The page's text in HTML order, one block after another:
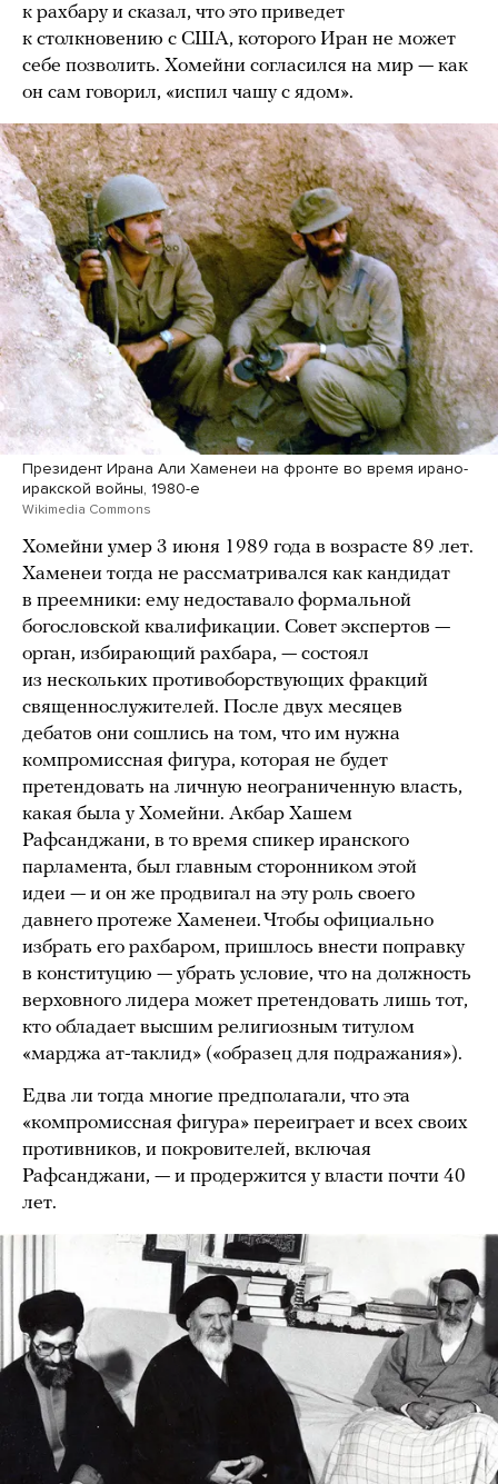
к рахбару и сказал, что это приведет
к столкновению с США, которого Иран не может
себе позволить. Хомейни согласился на мир — как
он сам говорил, «испил чашу с ядом».
Президент Ирана Али Хаменеи на фронте во время ирано-
иракской войны, 1980-е
Wikimedia Commons
Хомейни умер 3 июня 1989 года в возрасте 89 лет.
Хаменеи тогда не рассматривался как кандидат
в преемники: ему недоставало формальной
богословской квалификации. Совет экспертов —
орган, избирающий рахбара, — состоял
из нескольких противоборствующих фракций
священнослужителей. После двух месяцев
дебатов они сошлись на том, что им нужна
компромиссная фигура, которая не будет
претендовать на личную неограниченную власть,
какая была у Хомейни. Акбар Хашем
Рафсанджани, в то время спикер иранского
парламента, был главным сторонником этой
идеи — и он же продвигал на эту роль своего
давнего протеже Хаменеи. Чтобы официально
избрать его рахбаром, пришлось внести поправку
в конституцию — убрать условие, что на должность
верховного лидера может претендовать лишь тот,
кто обладает высшим религиозным титулом
«марджа ат-таклид» («образец для подражания»).
Едва ли тогда многие предполагали, что эта
«компромиссная фигура» переиграет и всех своих
противников, и покровителей, включая
Рафсанджани, — и продержится у власти почти 40
лет.